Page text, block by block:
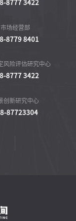
8777 3422
市场经营部
8779 8401
风险评估研究中心
8777 3422
创新研究中心
87723304